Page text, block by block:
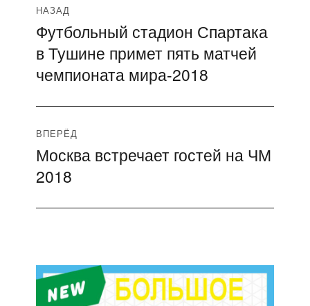
Навигация
по
записям
НАЗАД
Предыдущая
запись:
Футбольный стадион Спартака
в Тушине примет пять матчей
чемпионата мира-2018
ВПЕРЁД
Следующая
запись:
Москва встречает гостей на ЧМ
2018